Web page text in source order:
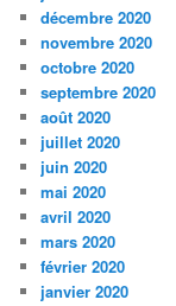
décembre 2020
novembre 2020
octobre 2020
septembre 2020
août 2020
juillet 2020
juin 2020
mai 2020
avril 2020
mars 2020
février 2020
janvier 2020